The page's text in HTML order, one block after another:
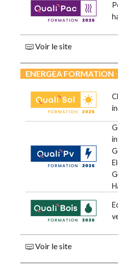
Voir le site
ENERGEA FORMATION
Voir le site